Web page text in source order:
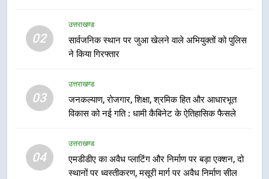
02
उत्तराखण्ड
सार्वजनिक स्थान पर जुआ खेलने वाले अभियुक्तों को पुलिस
ने किया गिरफ्तार
03
उत्तराखण्ड
जनकल्याण, रोजगार, शिक्षा, श्रमिक हित और आधारभूत
विकास को नई गति : धामी कैबिनेट के ऐतिहासिक फैसले
04
उत्तराखण्ड
एमडीडीए का अवैध प्लाटिंग और निर्माण पर बड़ा एक्शन, दो
स्थानों पर ध्वस्तीकरण, मसूरी मार्ग पर अवैध निर्माण सील
वाले महीनों में हजारों पदों पर की जाएगी
भर्ती
उत्तराखण्ड
दिल्ली-देहरादून आर्थिक कॉरिडोर से जुड़ी
12 किमी ग्रीनफील्ड बाईपास परियोजना